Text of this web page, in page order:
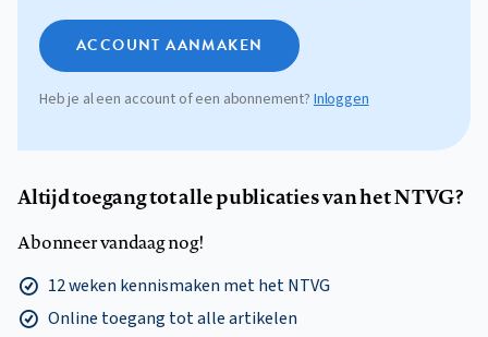
ACCOUNT AANMAKEN
Heb je al een account of een abonnement? Inloggen
Altijd toegang tot alle publicaties van het NTVG?
Abonneer vandaag nog!
12 weken kennismaken met het NTVG
Online toegang tot alle artikelen